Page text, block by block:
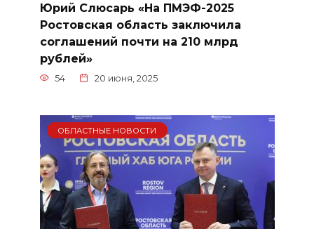
Юрий Слюсарь «На ПМЭФ-2025
Ростовская область заключила
соглашений почти на 210 млрд
рублей»
54 20 июня, 2025
ОБЛАСТНЫЕ НОВОСТИ